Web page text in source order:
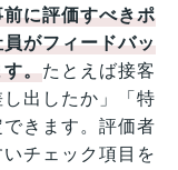
前に評価すべきポ
がフィードバッ
す。たとえば接客
出したか」「特
きます。評価者
チェック項目を